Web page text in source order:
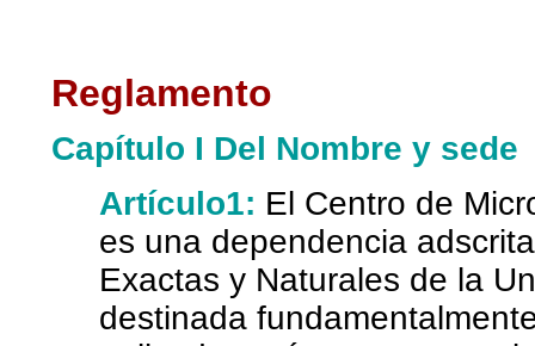
Reglamento
Capítulo I Del Nombre y sede
Artículo1: El Centro de
es una dependencia
Exactas y Naturales de la
destinada